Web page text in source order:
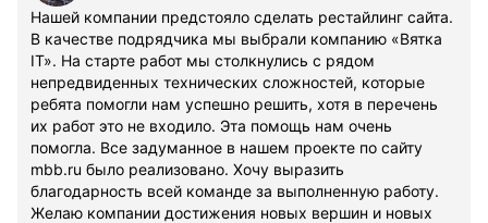
Нашей компании предстояло сделать рестайлинг сайта.
В качестве подрядчика мы выбрали компанию «Вятка
IT». На старте работ мы столкнулись с рядом
непредвиденных технических сложностей, которые
ребята помогли нам успешно решить, хотя в перечень
их работ это не входило. Эта помощь нам очень
помогла. Все задуманное в нашем проекте по сайту
mbb.ru было реализовано. Хочу выразить
благодарность всей команде за выполненную работу.
Желаю компании достижения новых вершин и новых